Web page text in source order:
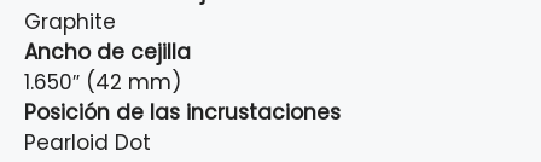
Graphite
Ancho de cejilla
1.650″ (42 mm)
Posición de las incrustaciones
Pearloid Dot